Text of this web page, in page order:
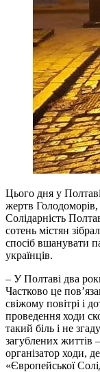
Цього дня у
жертв
Солідарність
сотень містян
спосіб вшанувати
українців.
– У Полтаві два
Частково це
свіжому повітрі і
проведення ходи
такий біль і не
загублених життів
організатор ходи,
«Європейської